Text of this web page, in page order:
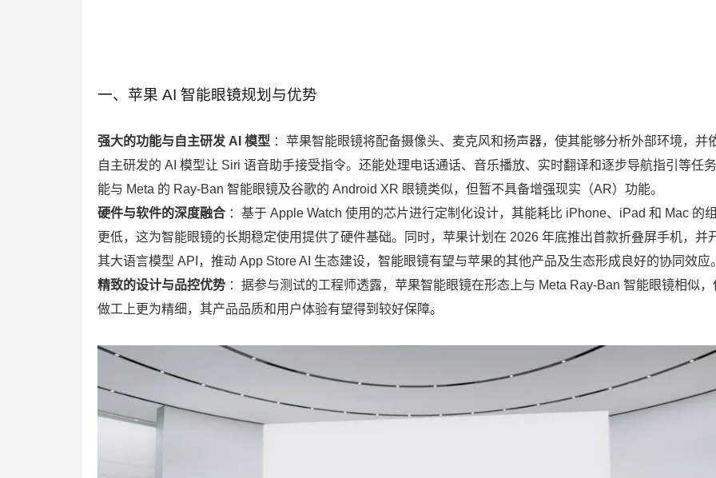
一、苹果 AI 智能眼镜规划与优势
强大的功能与自主研发 AI 模型 ：苹果智能眼镜将配备摄像头、麦克风和扬声器，使其能够分析外部环境，并
自主研发的 AI 模型让 Siri 语音助手接受指令。还能处理电话通话、音乐播放、实时翻译和逐步导航指引等任
能与 Meta 的 Ray-Ban 智能眼镜及谷歌的 Android XR 眼镜类似，但暂不具备增强现实（AR）功能。
硬件与软件的深度融合 ：基于 Apple Watch 使用的芯片进行定制化设计，其能耗比 iPhone、iPad 和 Mac 的
更低，这为智能眼镜的长期稳定使用提供了硬件基础。同时，苹果计划在 2026 年底推出首款折叠屏手机，并
其大语言模型 API，推动 App Store AI 生态建设，智能眼镜有望与苹果的其他产品及生态形成良好的协同效应。
精致的设计与品控优势 ：据参与测试的工程师透露，苹果智能眼镜在形态上与 Meta Ray-Ban 智能眼镜相似，
做工上更为精细，其产品品质和用户体验有望得到较好保障。